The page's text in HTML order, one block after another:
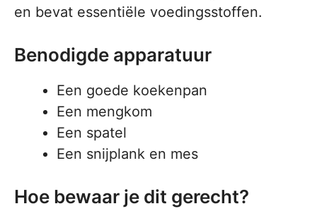
en bevat essentiële voedingsstoffen.
Benodigde apparatuur
Een goede koekenpan
Een mengkom
Een spatel
Een snijplank en mes
Hoe bewaar je dit gerecht?